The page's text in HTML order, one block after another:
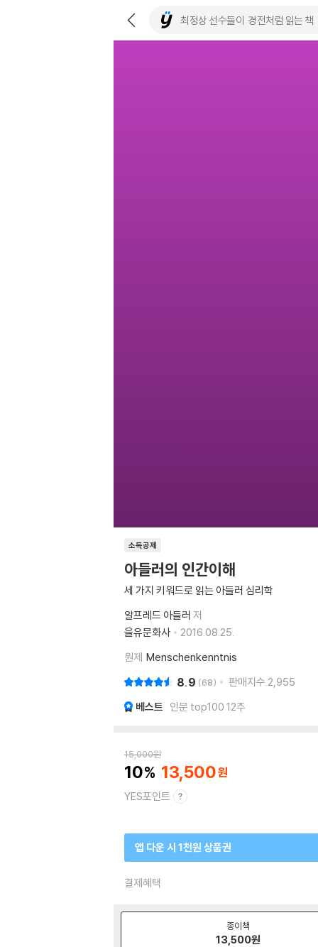
소득공제
아들러의 인간이해
세 가지 키워드로 읽는 아들러 심리학
알프레드 아들러 저
을유문화사
2016.08.25.
원제 Menschenkenntnis
8.9 68 판매지수 2,955
베스트 인문 top100 12주
15,000원
10 13,500
YES포인트
앱 다운 시 1천원 상품권
결제혜택
종이책
13,500원